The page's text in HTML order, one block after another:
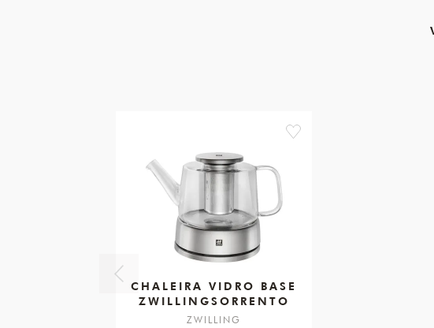
favorite
CHALEIRA VIDRO BASE
ZWILLINGSORRENTO
ZWILLING